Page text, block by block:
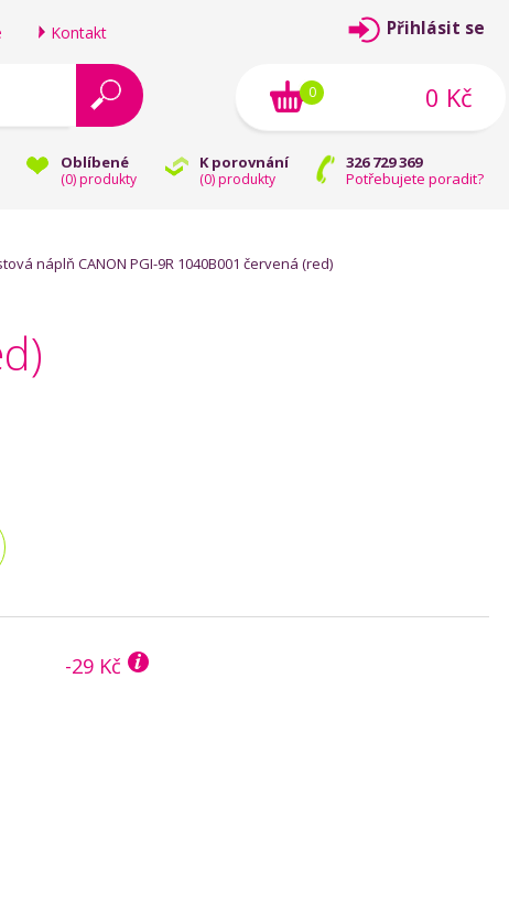
Kontakt
Oblíbené
(0) produkty
K porovnání
(0) produkty
326 729 369
Potřebujete poradit?
Přihlásit se
0 Kč
0
náplň CANON PGI-9R 1040B001 červená (red)
-29 Kč